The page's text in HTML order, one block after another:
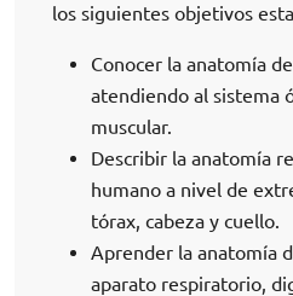
los siguientes objetivos
Conocer la anatomía
atendiendo al sistema
muscular.
Describir la anatomía
humano a nivel de
tórax, cabeza y cuello.
Aprender la anatomía
aparato respiratorio,